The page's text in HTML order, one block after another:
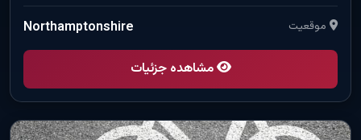
موقعیت Northamptonshire
مشاهده جزئیات